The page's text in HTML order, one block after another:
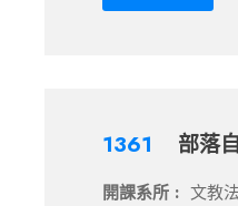
1361 部落
開課系所 : 文教